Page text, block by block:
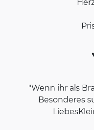
"Wenn ihr als
Besonderes